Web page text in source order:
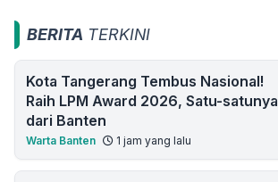
BERITA TERKINI
Kota Tangerang Tembus Nasional!
Raih LPM Award 2026, Satu-satunya
dari Banten
Warta Banten 1 jam yang lalu